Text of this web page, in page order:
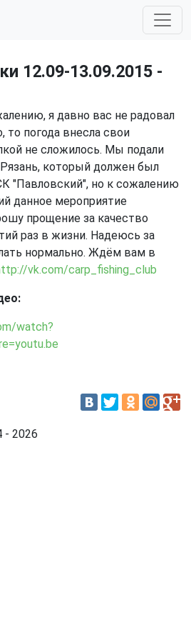
12.09-13.09.2015 -
я давно вас не радовал
то погода внесла свои
не сложилось. Мы подали
который должен был
"Павловский", но к сожалению
данное мероприятие
прощение за качество
раз в жизни. Надеюсь за
нормально. Ждём вам в
vk.com/carp_fishing_club
watch?
- 2026